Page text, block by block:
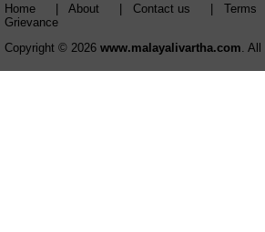
Home About Contact us Terms
Grievance
Copyright © 2026 www.malayalivartha.com .